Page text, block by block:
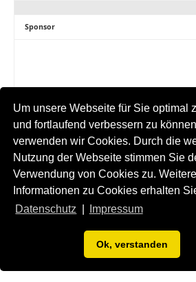
Um unsere Webseite für Sie optimal
und fortlaufend verbessern zu
verwenden wir Cookies. Durch die
Nutzung der Webseite stimmen Sie
Verwendung von Cookies zu. Weitere
Informationen zu Cookies erhalten
Datenschutz
Impressum
Ok, verstanden
Sponsor
Powered by YAF.NET| YAF.NET ©
Diese Seite